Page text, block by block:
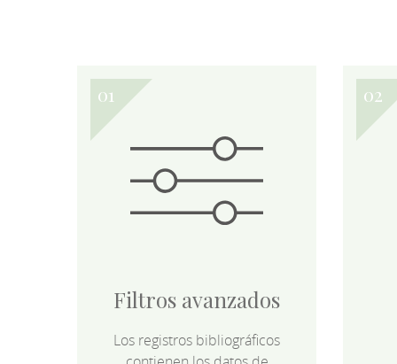
Filtros avanzados
Los registros bibliográficos